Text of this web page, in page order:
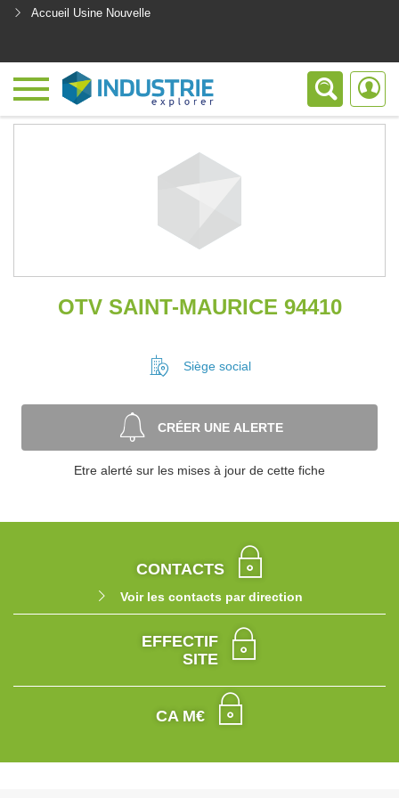
Accueil Usine Nouvelle
OTV SAINT-MAURICE 94410
Siège social
CRÉER UNE ALERTE
Etre alerté sur les mises à jour de cette fiche
CONTACTS
Voir les contacts par direction
EFFECTIF
SITE
CA M€